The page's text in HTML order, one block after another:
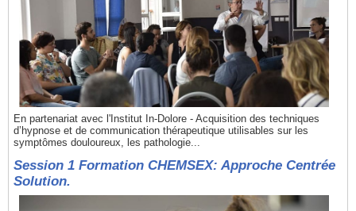
En partenariat avec l'Institut In-Dolore - Acquisition des techniques
d’hypnose et de communication thérapeutique utilisables sur les
symptômes douloureux, les pathologie...
Session 1 Formation CHEMSEX: Approche Centrée
Solution.